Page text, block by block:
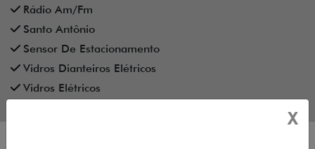
Rádio Am/Fm
Santo Antônio
Sensor De Estacionamento
Vidros Dianteiros Elétricos
Vidros Elétricos
X